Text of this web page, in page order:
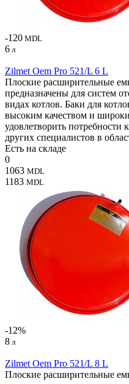
-120 MDL
6 л
Zilmet Oem Pro 521/L 6 L
Плоские расширительные
предназначены для систем
видах котлов. Баки для
высоким качеством и
удовлетворить потребности
других специалистов в
Есть на складе
0
1063 MDL
1183 MDL
-12%
8 л
Zilmet Oem Pro 521/L 8 L
Плоские расширительные